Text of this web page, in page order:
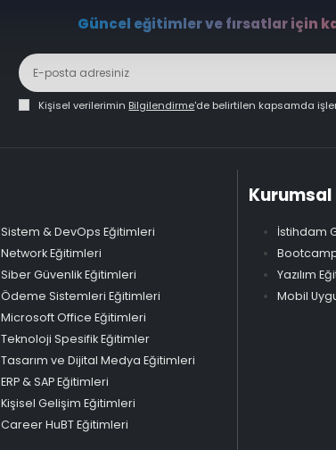
Güncel eğitimler ve fırsatlar için
Kişisel verilerimin Bilgilendirme'de belirtilen kapsamda
Sistem & DevOps Eğitimleri
Network Eğitimleri
Siber Güvenlik Eğitimleri
Ödeme Sistemleri Eğitimleri
Microsoft Office Eğitimleri
Teknoloji Spesifik Eğitimler
Tasarım ve Dijital Medya Eğitimleri
ERP & SAP Eğitimleri
Kişisel Gelişim Eğitimleri
Career HuBT Eğitimleri
İstihdam
Yazılım
Mobil